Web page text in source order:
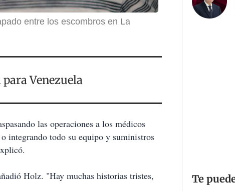
entre los escombros en La
Venezuela
las operaciones a los médicos
integrando todo su equipo y suministros
Holz. "Hay muchas historias tristes,